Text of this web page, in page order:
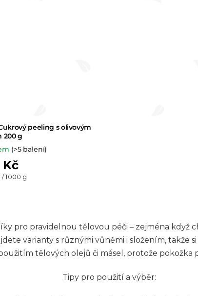
peeling s olivovým
200 g
(>5 balení)
Kč
/ 1000 g
v
l
á
d
pro pravidelnou tělovou péči – zejména když
varianty s různými vůněmi i složením, takže
tělových olejů či másel, protože pokožka
Tipy pro použití a výběr: